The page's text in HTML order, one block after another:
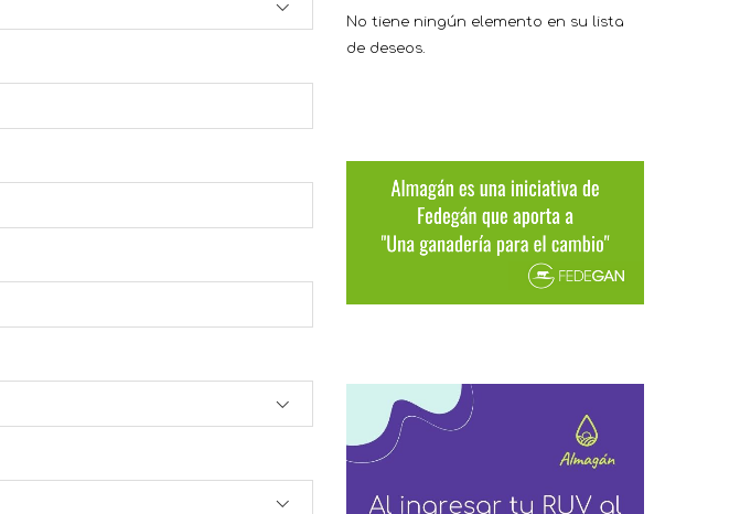
No tiene ningún elemento en su lista
de deseos.